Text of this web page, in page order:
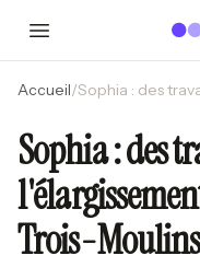
Accueil/
Sophia : des
Trois-Moulins